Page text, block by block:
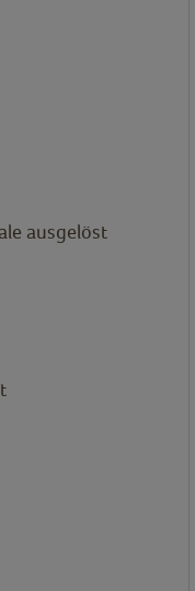
ausgelöst